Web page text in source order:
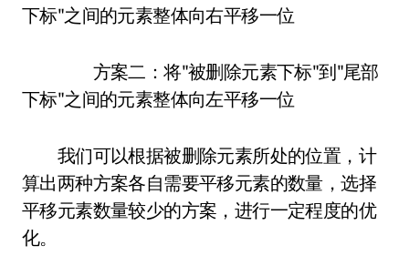
下标"之间的元素整体向右平移一位
方案二：将"被删除元素下标"到"尾部
下标"之间的元素整体向左平移一位
我们可以根据被删除元素所处的位置，计
算出两种方案各自需要平移元素的数量，选择
平移元素数量较少的方案，进行一定程度的优
化。